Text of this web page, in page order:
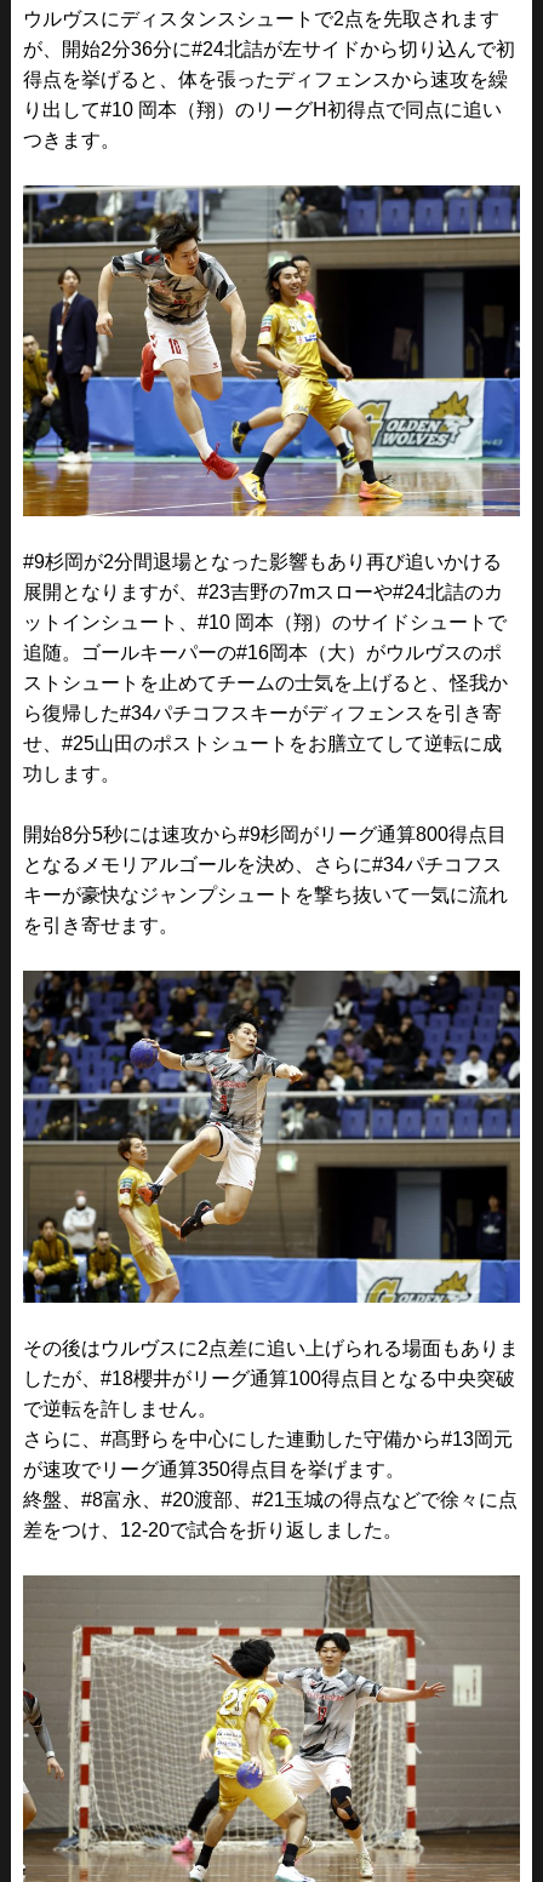
ウルヴスにディスタンスシュートで2点を先取されます
が、開始2分36分に#24北詰が左サイドから切り込んで初
得点を挙げると、体を張ったディフェンスから速攻を繰
り出して#10 岡本（翔） のリーグH初得点で同点に追い
つきます。
#9杉岡が2分間退場となった影響もあり再び追いかける
展開となりますが、#23吉野の7mスローや#24北詰のカ
ットインシュート、 #10 岡本（翔） のサイドシュートで
追随。ゴールキーパーの#16岡本（大） がウルヴスのポ
ストシュートを止めてチームの士気を上げると、怪我か
ら復帰した#34パチコフスキーがディフェンスを引き寄
せ、#25山田のポストシュートをお膳立てして逆転に成
功します。
開始8分5秒には速攻から#9杉岡がリーグ通算800得点目
となるメモリアルゴールを決め、さらに#34パチコフス
キーが豪快なジャンプシュートを撃ち抜いて一気に流れ
を引き寄せます。
その後はウルヴスに2点差に追い上げられる場面もありま
したが、#18櫻井がリーグ通算100得点目となる中央突破
で逆転を許しません。
さらに、#髙野らを中心にした連動した守備から#13岡元
が速攻でリーグ通算350得点目を挙げます。
終盤、#8富永、#20渡部、#21玉城の得点などで徐々に点
差をつけ、12-20で試合を折り返しました。